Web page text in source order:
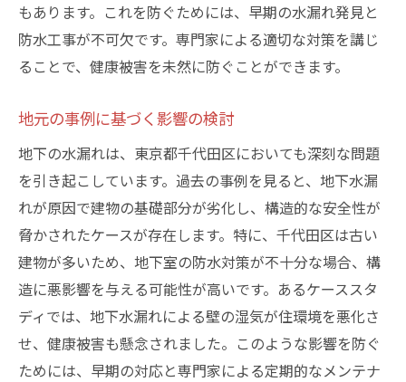
もあります。これを防ぐためには、早期の水漏れ発見と
防水工事が不可欠です。専門家による適切な対策を講じ
ることで、健康被害を未然に防ぐことができます。
地元の事例に基づく影響の検討
地下の水漏れは、東京都千代田区においても深刻な問題
を引き起こしています。過去の事例を見ると、地下水漏
れが原因で建物の基礎部分が劣化し、構造的な安全性が
脅かされたケースが存在します。特に、千代田区は古い
建物が多いため、地下室の防水対策が不十分な場合、構
造に悪影響を与える可能性が高いです。あるケーススタ
ディでは、地下水漏れによる壁の湿気が住環境を悪化さ
せ、健康被害も懸念されました。このような影響を防ぐ
ためには、早期の対応と専門家による定期的なメンテナ